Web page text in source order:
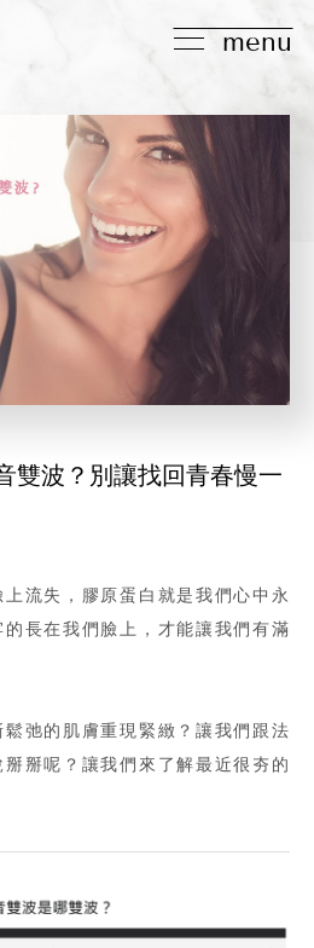
menu
雙波？別讓找回青春慢一
流失，膠原蛋白就是我們心中永
長在我們臉上，才能讓我們有滿
弛的肌膚重現緊緻？讓我們跟法
掰呢？讓我們來了解最近很夯的